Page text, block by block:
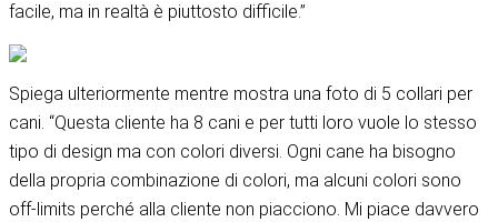
facile, ma in realtà è piuttosto difficile.”
Spiega ulteriormente mentre mostra una foto di 5 collari per
cani. “Questa cliente ha 8 cani e per tutti loro vuole lo stesso
tipo di design ma con colori diversi. Ogni cane ha bisogno
della propria combinazione di colori, ma alcuni colori sono
off-limits perché alla cliente non piacciono. Mi piace davvero